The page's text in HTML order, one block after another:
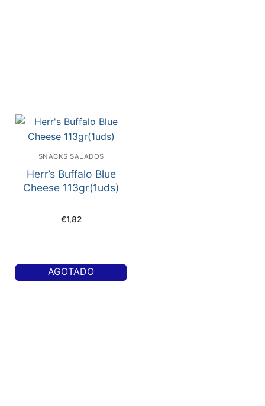
SNACKS SALADOS
Herr’s Buffalo Blue
Cheese 113gr(1uds)
€1,82
AGOTADO